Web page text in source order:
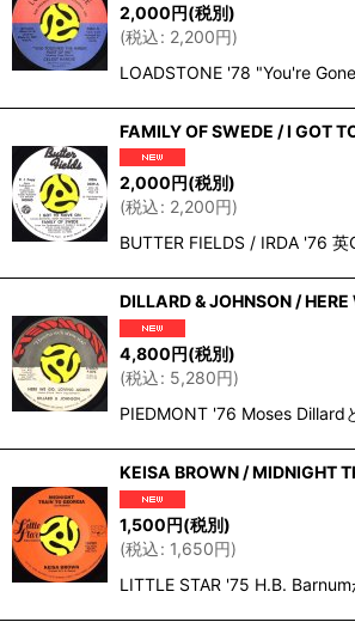
2,000円(税別)
(税込: 2,200円)
LOADSTONE '78 "You're
FAMILY OF SWEDE / I GOT
2,000円(税別)
(税込: 2,200円)
BUTTER FIELDS / IRDA '76
DILLARD & JOHNSON /
4,800円(税別)
(税込: 5,280円)
PIEDMONT '76 Moses Dillard
KEISA BROWN / MIDNIGHT
1,500円(税別)
(税込: 1,650円)
LITTLE STAR '75 H.B.